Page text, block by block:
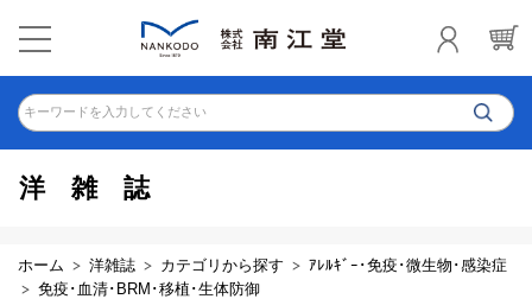
キーワードを入力してください
洋雑誌
ホーム 洋雑誌 カテゴリから探す
ｱﾚﾙｷﾞｰ･免疫･微生物･感染症
免疫･血清･BRM･移植･生体防御